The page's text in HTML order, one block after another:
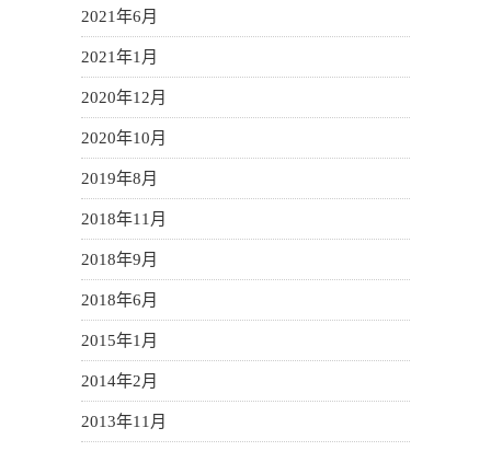
2021年6月
2021年1月
2020年12月
2020年10月
2019年8月
2018年11月
2018年9月
2018年6月
2015年1月
2014年2月
2013年11月